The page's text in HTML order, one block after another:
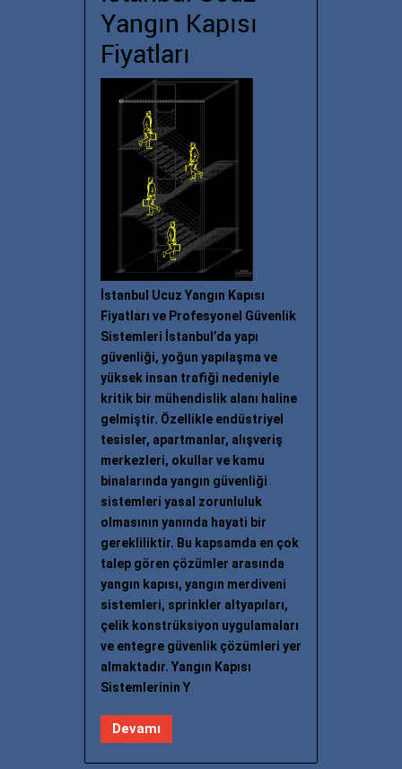
Yangın Kapısı
Fiyatları
İstanbul Ucuz Yangın Kapısı
Fiyatları ve Profesyonel Güvenlik
Sistemleri İstanbul’da yapı
güvenliği, yoğun yapılaşma ve
yüksek insan trafiği nedeniyle
kritik bir mühendislik alanı haline
gelmiştir. Özellikle endüstriyel
tesisler, apartmanlar, alışveriş
merkezleri, okullar ve kamu
binalarında yangın güvenliği
sistemleri yasal zorunluluk
olmasının yanında hayati bir
gerekliliktir. Bu kapsamda en çok
talep gören çözümler arasında
yangın kapısı, yangın merdiveni
sistemleri, sprinkler altyapıları,
çelik konstrüksiyon uygulamaları
ve entegre güvenlik çözümleri yer
almaktadır. Yangın Kapısı
Sistemlerinin Y
Devamı